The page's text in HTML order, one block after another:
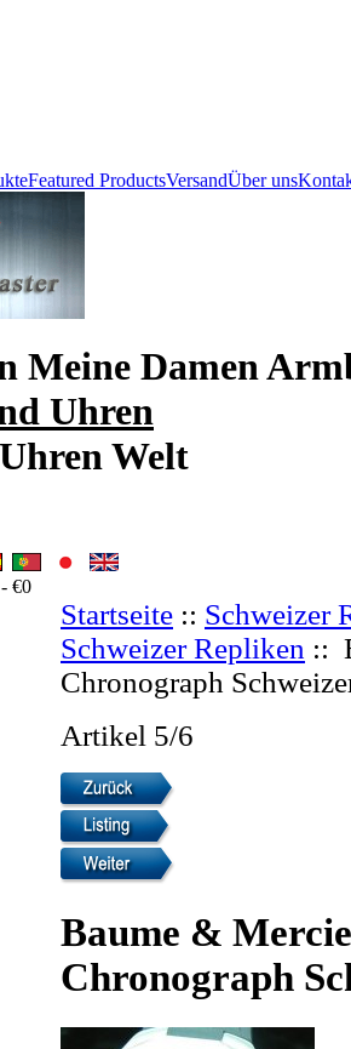
Featured ProductsVersandÜber uns
Meine Damen
Uhren
Welt
€0
Startseite :: Schweizer
Schweizer Repliken ::
Chronograph
Artikel 5/6
Baume &
Chronograph